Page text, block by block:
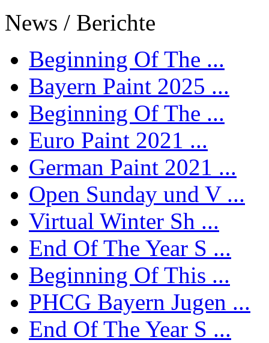
News / Berichte
Beginning Of The ...
Bayern Paint 2025 ...
Beginning Of The ...
Euro Paint 2021 ...
German Paint 2021 ...
Open Sunday und V ...
Virtual Winter Sh ...
End Of The Year S ...
Beginning Of This ...
PHCG Bayern Jugen ...
End Of The Year S ...